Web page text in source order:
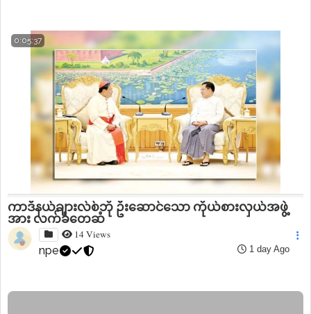
0:05:37
ကာဒီနယ်ချားလ်စ်ဘို ဦးဆောင်သော ကိုယ်စားလှယ်အဖွဲ့
အား လက်ခံတွေ့ဆုံ
14 Views
npe 1 day Ago